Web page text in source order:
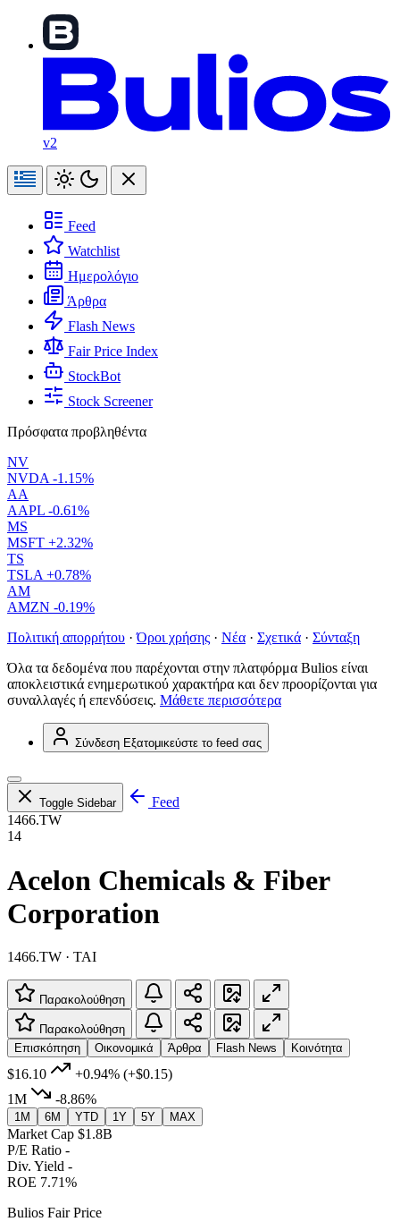
v2
Feed
Watchlist
Ημερολόγιο
Άρθρα
Flash News
Fair Price Index
StockBot
Stock Screener
Πρόσφατα προβληθέντα
NV
NVDA -1.15%
AA
AAPL -0.61%
MS
MSFT +2.32%
TS
TSLA +0.78%
AM
AMZN -0.19%
Πολιτική απορρήτου · Όροι χρήσης · Νέα · Σχετικά · Σύνταξη
Όλα τα δεδομένα που παρέχονται στην πλατφόρμα Bulios είναι
αποκλειστικά ενημερωτικού χαρακτήρα και δεν προορίζονται για
συναλλαγές ή επενδύσεις. Μάθετε περισσότερα
Σύνδεση Εξατομικεύστε το feed σας
Toggle Sidebar
Feed
1466.TW
14
Acelon Chemicals & Fiber
Corporation
1466.TW · TAI
Παρακολούθηση
Παρακολούθηση
Επισκόπηση
Οικονομικά Άρθρα Flash News Κοινότητα
$16.10 +0.94% (+$0.15)
1M
-8.86%
1M 6M YTD 1Y 5Y MAX
Market Cap $1.8B
P/E Ratio -
Div. Yield -
ROE 7.71%
Bulios Fair Price